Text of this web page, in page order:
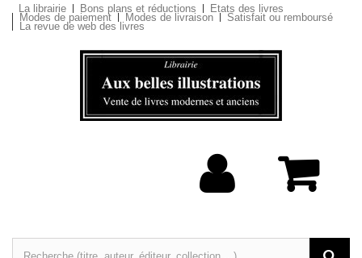
La librairie Bons plans et réductions Etats des livres
Modes de paiement Modes de livraison Satisfait ou remboursé
La revue de web des livres